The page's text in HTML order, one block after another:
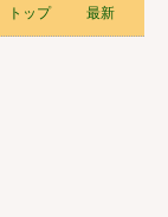
トップ 最新